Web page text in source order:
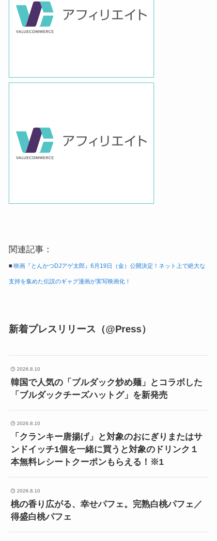
関連記事：
■ 映画『とんかつDJアゲ太郎』6月19日（金）公開決定！ネット上で絶大な
支持を集めた伝説のギャグ漫画が実写映画化！
新着プレスリリース（@Press）
2026.8.10
韓国で人気の「ブルダック炒め麺」とコラボした
「ブルダックチーズハットグ」を新発売
2026.8.10
「クランキー唐揚げ」と対象のおにぎりまたはサ
ンドイッチ1個を一緒に買うと対象のドリンク１
本無料レシートクーポンもらえる！※1
2026.8.10
桃の香り広がる、幸せパフェ。完熟白桃パフェ／
得盛白桃パフェ